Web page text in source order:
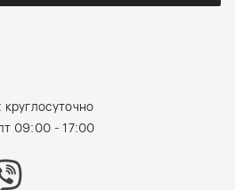
09:00 - 17:00